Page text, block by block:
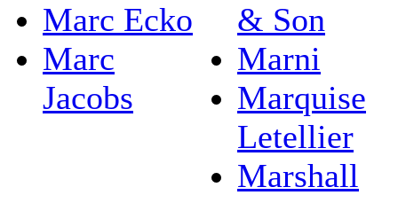
Marc Ecko
Marc
Jacobs
& Son
Marni
Marquise
Letellier
Marshall